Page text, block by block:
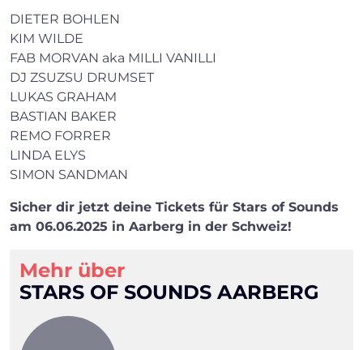
DIETER BOHLEN
KIM WILDE
FAB MORVAN aka MILLI VANILLI
DJ ZSUZSU DRUMSET
LUKAS GRAHAM
BASTIAN BAKER
REMO FORRER
LINDA ELYS
SIMON SANDMAN
Sicher dir jetzt deine Tickets für Stars of Sounds
am 06.06.2025 in Aarberg in der Schweiz!
Mehr über
STARS OF SOUNDS AARBERG